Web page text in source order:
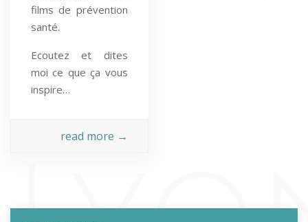
films de prévention
santé.
Ecoutez et dites
moi ce que ça vous
inspire…
read more →